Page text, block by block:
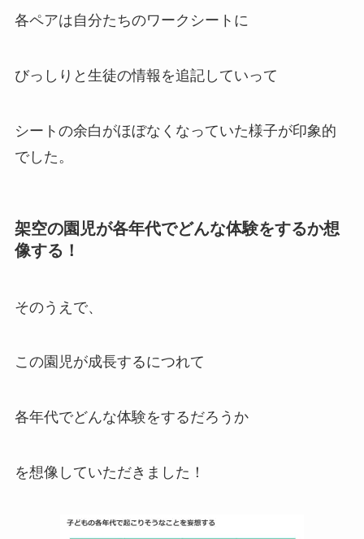
各ペアは自分たちのワークシートに
びっしりと生徒の情報を追記していって
シートの余白がほぼなくなっていた様子が印象的
でした。
架空の園児が各年代でどんな体験をするか想
像する！
そのうえで、
この園児が成長するにつれて
各年代でどんな体験をするだろうか
を想像していただきました！